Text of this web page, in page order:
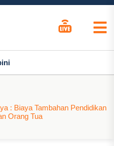
: Biaya Tambahan Pendidikan
Orang Tua